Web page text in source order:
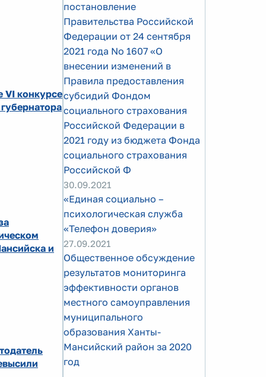
VI конкурсе
и
постановление
Правительства Российской
Федерации от 24 сентября
2021 года No 1607 «О
внесении изменений в
Правила предоставления
субсидий Фондом
социального страхования
Российской Федерации в
2021 году из бюджета Фонда
социального страхования
Российской Ф
30.09.2021
«Единая социально –
психологическая служба
«Телефон доверия»
27.09.2021
Общественное обсуждение
результатов мониторинга
эффективности органов
местного самоуправления
муниципального
образования Ханты-
Мансийский район за 2020
год